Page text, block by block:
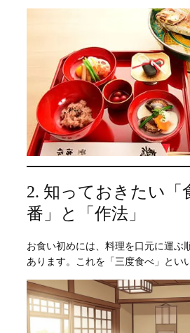
2. 知っておきたい「
番」と「作法」
お食い初めには、料理を口元に運ぶ
あります。これを「三度食べ」とい